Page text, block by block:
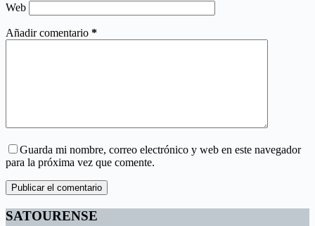
Web
Añadir comentario *
Guarda mi nombre, correo electrónico y web en este navegador
para la próxima vez que comente.
Publicar el comentario
SATOURENSE